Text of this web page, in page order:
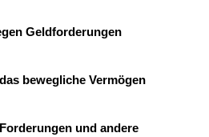
Geldforderungen
bewegliche Vermögen
und andere